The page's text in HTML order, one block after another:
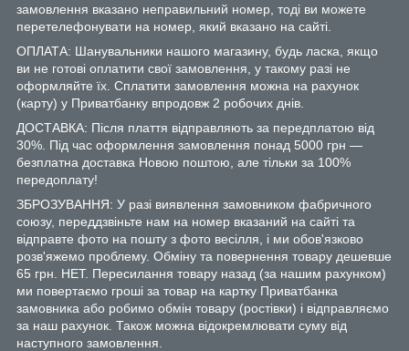
замовлення вказано неправильний номер, тоді ви можете
перетелефонувати на номер, який вказано на сайті.
ОПЛАТА: Шанувальники нашого магазину, будь ласка, якщо
ви не готові оплатити свої замовлення, у такому разі не
оформляйте їх. Сплатити замовлення можна на рахунок
(карту) у Приватбанку впродовж 2 робочих днів.
ДОСТАВКА: Після плаття відправляють за передплатою від
30%. Під час оформлення замовлення понад 5000 грн —
безплатна доставка Новою поштою, але тільки за 100%
передоплату!
ЗБРОЗУВАННЯ: У разі виявлення замовником фабричного
союзу, переддзвіньте нам на номер вказаний на сайті та
відправте фото на пошту з фото весілля, і ми обов'язково
розв'яжемо проблему. Обміну та повернення товару дешевше
65 грн. НЕТ. Пересилання товару назад (за нашим рахунком)
ми повертаємо гроші за товар на картку Приватбанка
замовника або робимо обмін товару (ростівки) і відправляємо
за наш рахунок. Також можна відокремлювати суму від
наступного замовлення.